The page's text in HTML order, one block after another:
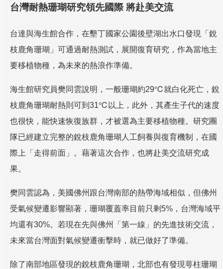
台灣耐熱珊瑚研究領先國際 將赴美交流
台達與海生館合作，在墾丁國家公園後壁湖出水口發現「銳
枝鹿角珊瑚」可通過耐熱測試，展開復育研究，作為當地主
要移植物種，為未來的熱浪作準備。
海生館研究員樊同雲說明，一般珊瑚約29℃就白化死亡，銳
枝鹿角珊瑚耐熱則可到31℃以上，此外，其產生子代的速度
也很快，能快速恢復族群，才被選為主要移植物種。研究團
隊已經建立完整的銳枝鹿角珊瑚人工飼養與復育機制，在國
際上「走得前面」。藉著這次合作，也將赴美交流研究成
果。
樊同雲認為，美國佛州跟台灣南部的熱帶海域相似，但佛州
受氣候變遷影響顯著，珊瑚覆蓋率目前只剩5%，台灣海域平
均還有30%。若現在先與佛州「第一線」的先進技術交流，
未來當台灣面對氣候變遷衝擊時，就已做好了準備。
除了南部地區發現的銳枝鹿角珊瑚，北部也有發現萼柱珊瑚